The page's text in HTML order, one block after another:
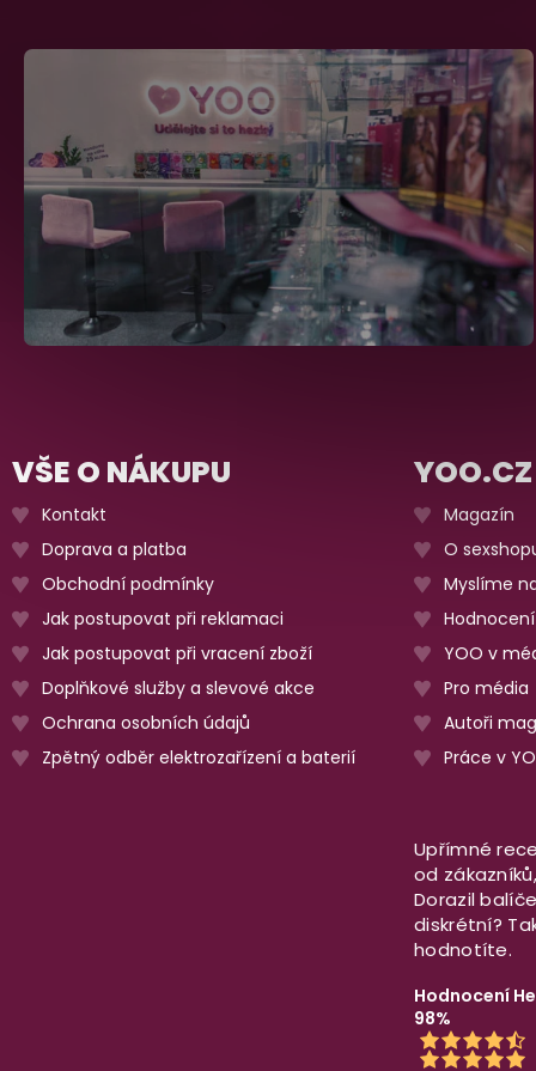
VŠE O NÁKUPU
Kontakt
Doprava a platba
Obchodní podmínky
Jak postupovat při reklamaci
Jak postupovat při vracení zboží
Doplňkové služby a slevové akce
Ochrana osobních údajů
Zpětný odběr elektrozařízení a baterií
YOO.CZ
Magazín
O
Myslíme
YOO v
Pro média
Autoři
Práce v
Upřímné
od
Dorazil
diskrétní?
hodnotíte.
Hodnocení
98%